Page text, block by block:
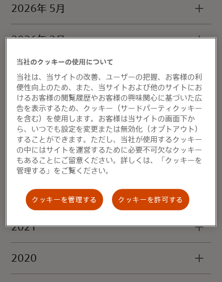
2026年 5月
2026年 2月
2026年 1月
2025
2024
2023
2022
2021
2020
当社のクッキーの使用について
当社は、当サイトの改善、ユーザーの把握、お客様の利
便性向上のため、また、当サイトおよび他のサイトにお
けるお客様の閲覧履歴やお客様の興味関心に基づいた広
告を表示するため、クッキー（サードパーティクッキー
を含む）を使用します。お客様は当サイトの画面下か
ら、いつでも設定を変更または無効化（オプトアウト）
することができます。ただし、当社が使用するクッキー
の中にはサイトを運営するために必要不可欠なクッキー
もあることにご留意ください。詳しくは、「クッキーを
管理する」をご覧ください。
クッキーを許可する
クッキーを管理する